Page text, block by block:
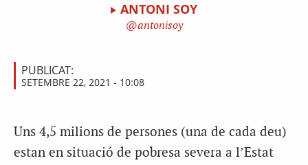
ANTONI SOY
antonisoy
PUBLICAT:
SETEMBRE 22, 2021 - 10:08
Uns 4,5 milions de persones (una de cada deu)
estan en situació de pobresa severa a l’Estat